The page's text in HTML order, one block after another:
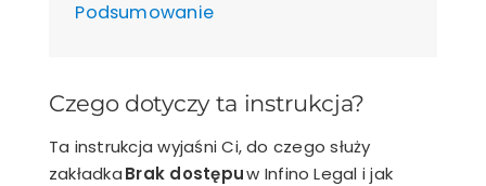
Podsumowanie
Czego dotyczy ta instrukcja?
Ta instrukcja wyjaśni Ci, do czego służy
zakładkaBrak dostępuw Infino Legal i jak